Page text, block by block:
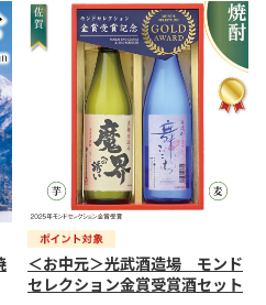
＜お中元＞光武酒造場 モンド
セレクション金賞受賞酒セット